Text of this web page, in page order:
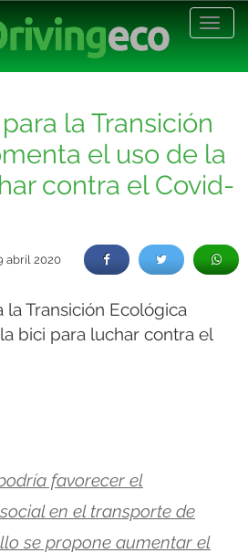
la Transición
el uso de la
contra el Covid-
abril 2020
favorecer el
en el transporte de
se propone aumentar el